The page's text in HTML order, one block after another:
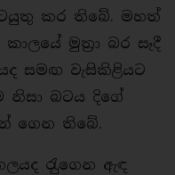
කර තිබේ. මහත්
මුත‍්‍රා බර සෑදී
සමඟ වැසිකිළියට
බටය දිගේ
ගෙන තිබේ.
රැුගෙන ඇඳ